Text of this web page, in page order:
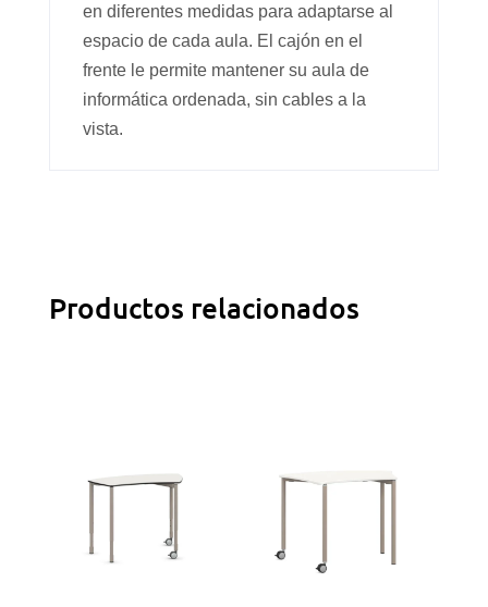
en diferentes medidas para adaptarse al
espacio de cada aula. El cajón en el
frente le permite mantener su aula de
informática ordenada, sin cables a la
vista.
Productos relacionados